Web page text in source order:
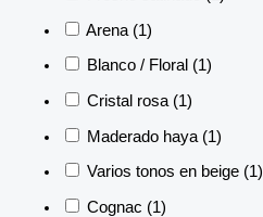
Arena (1)
Blanco / Floral (1)
Cristal rosa (1)
Maderado haya (1)
Varios tonos en beige (1)
Cognac (1)